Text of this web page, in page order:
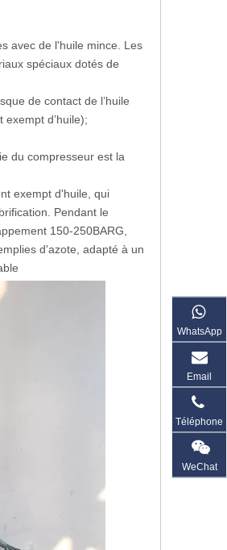
avec de l'huile mince. Les
spéciaux dotés de
de contact de l’huile
d’huile);
du compresseur est la
exempt d'huile, qui
Pendant le
150-250BARG,
d'azote, adapté à un
WhatsApp
Email
Téléphone
WeChat